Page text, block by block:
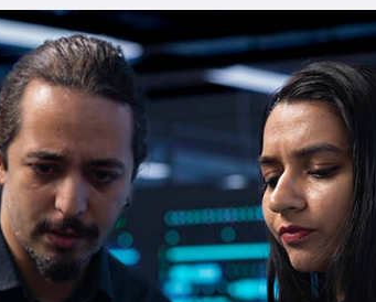
Diplomados y|
Enlaces de interés
Aspirantes
Lo
Carreras